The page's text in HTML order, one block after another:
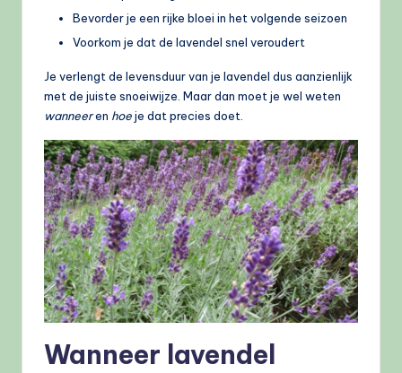
Bevorder je een rijke bloei in het volgende seizoen
Voorkom je dat de lavendel snel veroudert
Je verlengt de levensduur van je lavendel dus aanzienlijk
met de juiste snoeiwijze. Maar dan moet je wel weten
wanneeren hoeje dat precies doet.
Wanneer lavendel